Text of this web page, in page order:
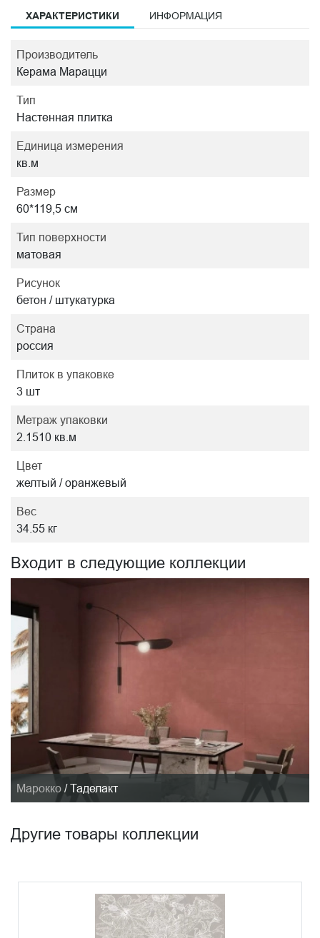
ХАРАКТЕРИСТИКИ ИНФОРМАЦИЯ
Производитель
Керама Марацци
Тип
Настенная плитка
Единица измерения
кв.м
Размер
60*119,5 см
Тип поверхности
матовая
Рисунок
бетон / штукатурка
Страна
россия
Плиток в упаковке
3 шт
Метраж упаковки
2.1510 кв.м
Цвет
желтый / оранжевый
Вес
34.55 кг
Входит в следующие коллекции
Марокко / Таделакт
Другие товары коллекции